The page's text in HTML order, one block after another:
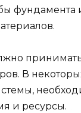
В
и ресурсы.